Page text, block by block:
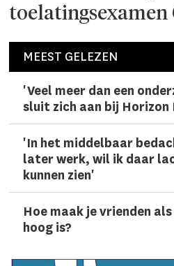
toelatingsexamen
MEEST GELEZEN
'Veel meer dan een
sluit zich aan bij Horizon
'In het middelbaar
later werk, wil ik daar
kunnen zien'
Hoe maak je vrienden
hoog is?